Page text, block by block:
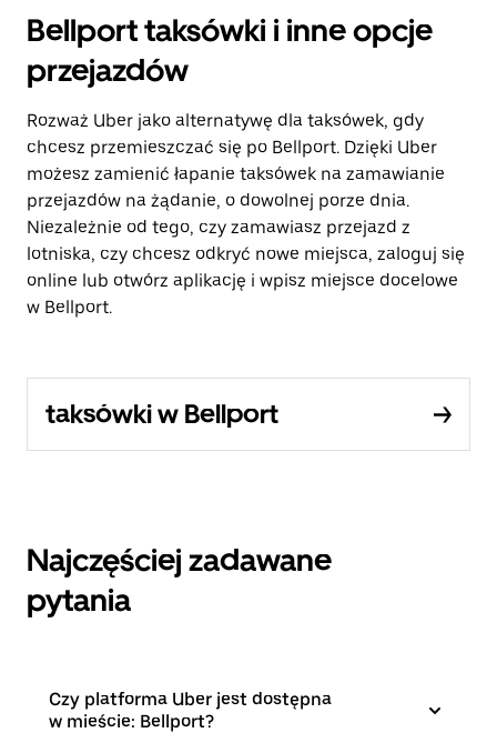
Bellport taksówki i inne opcje
przejazdów
Rozważ Uber jako alternatywę dla taksówek, gdy
chcesz przemieszczać się po Bellport. Dzięki Uber
możesz zamienić łapanie taksówek na zamawianie
przejazdów na żądanie, o dowolnej porze dnia.
Niezależnie od tego, czy zamawiasz przejazd z
lotniska, czy chcesz odkryć nowe miejsca, zaloguj się
online lub otwórz aplikację i wpisz miejsce docelowe
w Bellport.
taksówki w Bellport
Najczęściej zadawane
pytania
Czy platforma Uber jest dostępna
w mieście: Bellport?